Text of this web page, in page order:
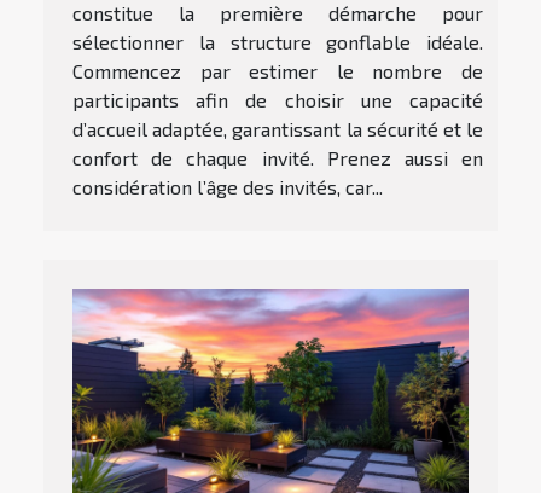
constitue la première démarche pour
sélectionner la structure gonflable idéale.
Commencez par estimer le nombre de
participants afin de choisir une capacité
d’accueil adaptée, garantissant la sécurité et le
confort de chaque invité. Prenez aussi en
considération l’âge des invités, car...